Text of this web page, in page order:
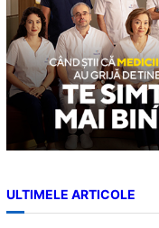
ULTIMELE ARTICOLE